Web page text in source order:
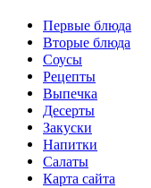
Первые блюда
Вторые блюда
Соусы
Рецепты
Выпечка
Десерты
Закуски
Напитки
Салаты
Карта сайта